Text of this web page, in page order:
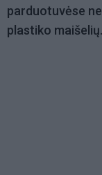
parduotuvėse
plastiko maišelių.